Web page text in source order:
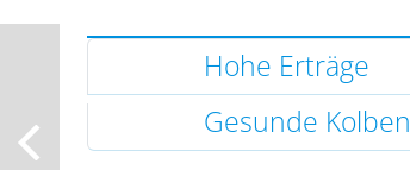
Hohe Erträge
Gesunde Kolben